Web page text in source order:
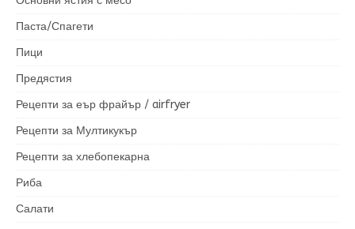
Паста/Спагети
Пици
Предястия
Рецепти за еър фрайър / airfryer
Рецепти за Мултикукър
Рецепти за хлебопекарна
Риба
Салати